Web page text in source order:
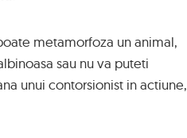
metamorfoza un animal,
sau nu va puteti
unui contorsionist in actiune,